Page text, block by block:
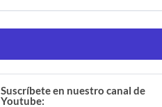
Suscríbete en nuestro canal de
Youtube: